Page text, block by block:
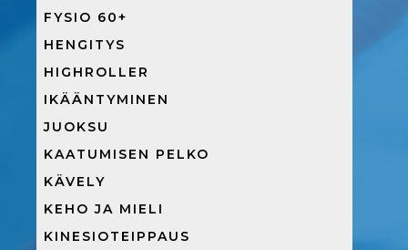
FYSIO 60+
HENGITYS
HIGHROLLER
IKÄÄNTYMINEN
JUOKSU
KAATUMISEN PELKO
KÄVELY
KEHO JA MIELI
KINESIOTEIPPAUS